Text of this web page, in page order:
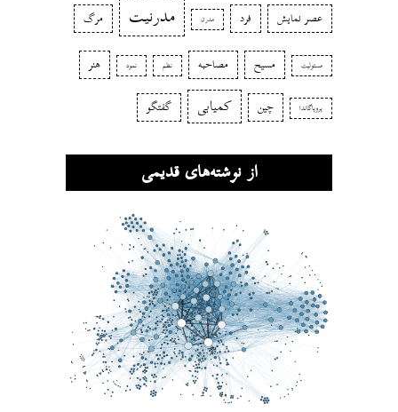
عصر نمایش فرد مدرن مدرنیت مرگ
مسئولیت مسیح مصاحبه نظم نمود هنر
پروپاگاندا چین کمیابی گفتگو
از نوشته‌های قدیمی